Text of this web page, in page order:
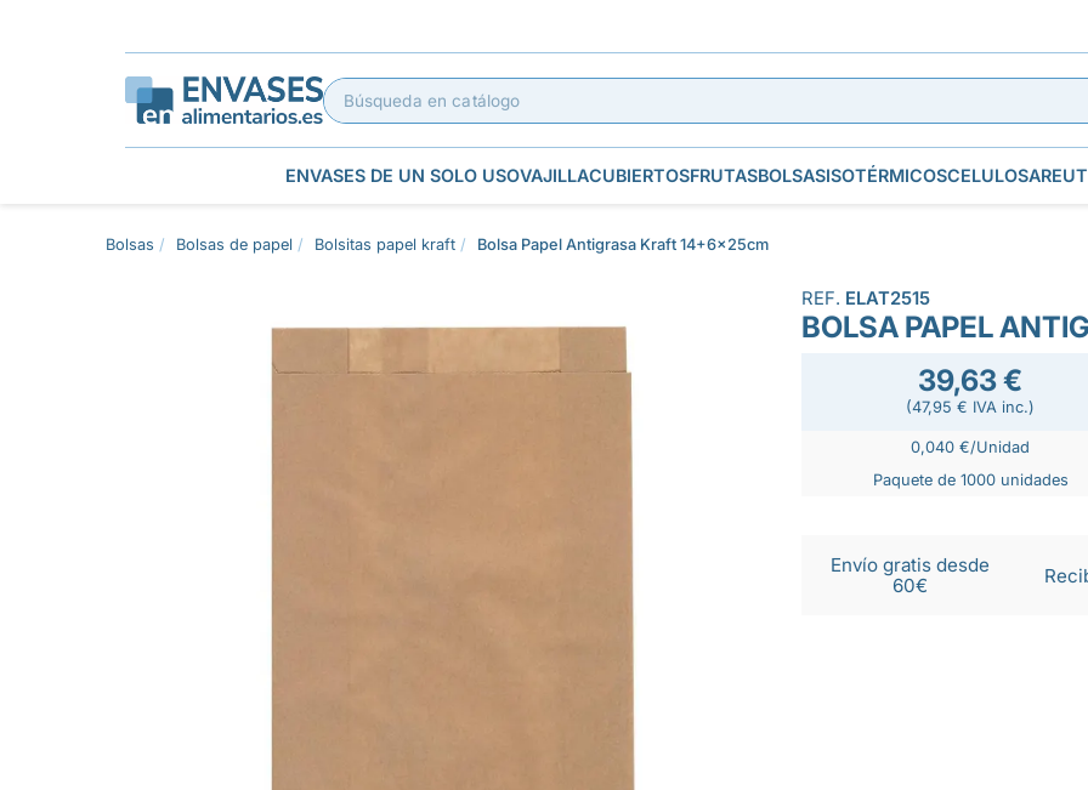
ENVASES DE UN SOLO USOVAJILLACUBIERTOSFRUTASBOLSASISOTÉRMICOSCELULOSA
Bolsas Bolsas de papel Bolsitas papel kraft Bolsa Papel Antigrasa Kraft 14+6x25cm
REF. ELAT2515
BOLSA PAPEL
39,63 €
(47,95 € IVA inc.)
0,040 €/Unidad
Paquete de 1000 unidades
Envío gratis desde
60€